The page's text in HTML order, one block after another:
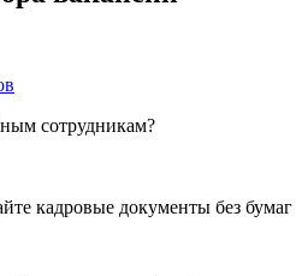
сотрудникам?
кадровые документы без